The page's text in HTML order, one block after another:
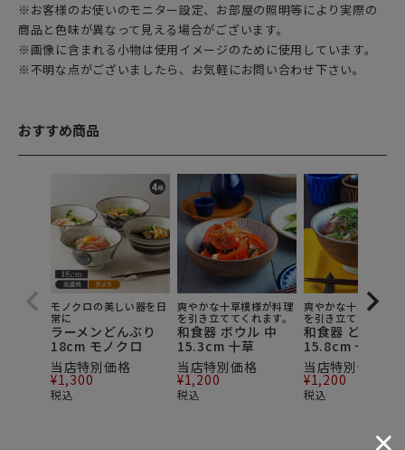
※お客様のお使いのモニター設定、お部屋の照明等により実際の
商品と色味が異なって見える場合がございます。
※画像に含まれる小物は使用イメージのために使用しています。
※不明な点がございましたら、お気軽にお問い合わせ下さい。
おすすめ商品
モノクロの美しい器を日
常に
ラーメンどんぶり
18cm モノクロ
当店特別価格
¥1,300
税込
爽やかな十草模様が料理
を引き立ててくれます。
和食器 ボウル 中
15.3cm 十草
当店特別価格
¥1,200
税込
爽やかな十草模様が
を引き立ててくれま
和食器 どんぶり
15.8cm 十草
当店特別価格
¥1,200
税込